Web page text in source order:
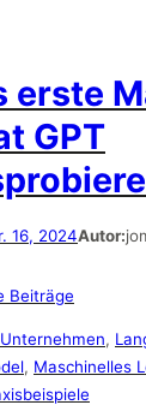
erste
GPT
16, 2024Autor:
Beiträge
,
, Maschinelles